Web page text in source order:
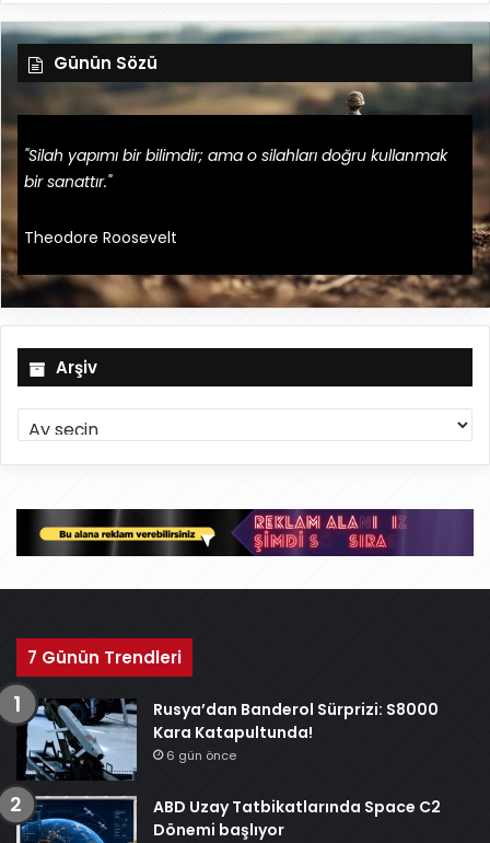
Günün Sözü
"Silah yapımı bir bilimdir; ama o silahları doğru kullanmak
bir sanattır."
Theodore Roosevelt
Arşiv
r
ş
v
7 Günün Trendleri
Rusya’dan Banderol Sürprizi: S8000
Kara Katapultunda!
6 gün önce
ABD Uzay Tatbikatlarında Space C2
Dönemi başlıyor